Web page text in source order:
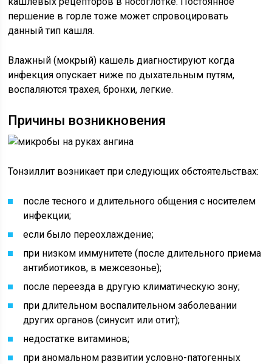
першение в горле тоже может спровоцировать
данный тип кашля.
Влажный (мокрый) кашель диагностируют когда
инфекция опускает ниже по дыхательным путям,
воспаляются трахея, бронхи, легкие.
Причины возникновения
Тонзиллит возникает при следующих обстоятельствах:
после тесного и длительного общения с носителем
инфекции;
если было переохлаждение;
при низком иммунитете (после длительного приема
антибиотиков, в межсезонье);
после переезда в другую климатическую зону;
при длительном воспалительном заболевании
других органов (синусит или отит);
недостатке витаминов;
при аномальном развитии условно-патогенных